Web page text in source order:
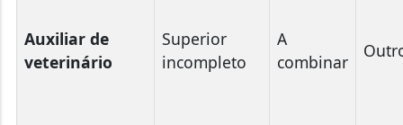
Auxiliar de
veterinário
Superior
incompleto
A
combinar